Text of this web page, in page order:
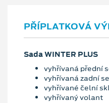
PŘÍPLATKOVÁ
Sada WINTER PLUS
vyhřívaná přední
vyhřívaná zadní
vyhřívané čelní
vyhřívaný volant